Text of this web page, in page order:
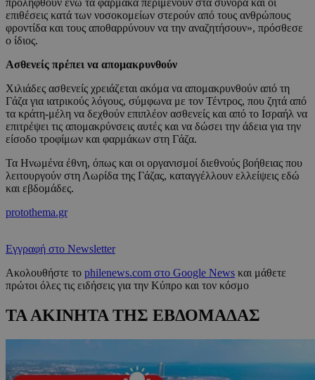
προληφθούν ενώ τα φάρμακα περιμένουν στα σύνορα και οι
επιθέσεις κατά των νοσοκομείων στερούν από τους ανθρώπους
φροντίδα και τους αποθαρρύνουν να την αναζητήσουν», πρόσθεσε
ο ίδιος.
Ασθενείς πρέπει να απομακρυνθούν
Χιλιάδες ασθενείς χρειάζεται ακόμα να απομακρυνθούν από τη
Γάζα για ιατρικούς λόγους, σύμφωνα με τον Τέντρος, που ζητά από
τα κράτη-μέλη να δεχθούν επιπλέον ασθενείς και από το Ισραήλ να
επιτρέψει τις απομακρύνσεις αυτές και να δώσει την άδεια για την
είσοδο τροφίμων και φαρμάκων στη Γάζα.
Τα Ηνωμένα έθνη, όπως και οι οργανισμοί διεθνούς βοήθειας που
λειτουργούν στη Λωρίδα της Γάζας, καταγγέλλουν ελλείψεις εδώ
και εβδομάδες.
protothema.gr
Εγγραφή στο Newsletter
Ακολουθήστε το philenews.com στο Google News και μάθετε
πρώτοι όλες τις ειδήσεις για την Κύπρο και τον κόσμο
ΤΑ ΑΚΙΝΗΤΑ ΤΗΣ ΕΒΔΟΜΑΔΑΣ